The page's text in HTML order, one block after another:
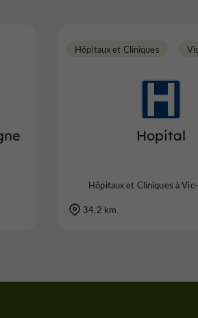
Hopital
Hôpitaux et Cliniques
Hôpitaux et Cliniques à Vic-
34,2 km